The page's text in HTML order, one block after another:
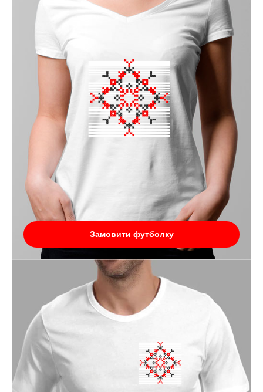
Замовити футболку